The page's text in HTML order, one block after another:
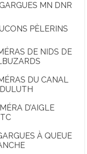
MN DNR
PÈLERINS
DE NIDS DE
DU CANAL
D’AIGLE
À QUEUE